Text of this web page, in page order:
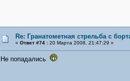
Re: Гранатометная стрельба с
« Ответ #74 :20 Марта 2008, 21:47:29 »
Не попадались